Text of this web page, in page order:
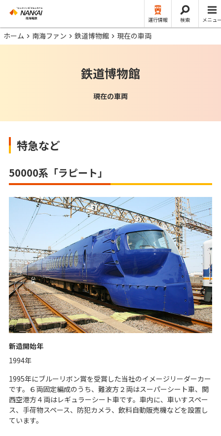
運行情報 検索 メニュ
ホーム 南海ファン 鉄道博物館 現在の車両
鉄道博物館
現在の車両
特急など
50000系「ラピート」
新造開始年
1994年
1995年にブルーリボン賞を受賞した当社のイメージリーダーカー
です。６両固定編成のうち、難波方２両はスーパーシート車、関
西空港方４両はレギュラーシート車です。車内に、車いすスペー
ス、手荷物スペース、防犯カメラ、飲料自動販売機などを設置し
ています。